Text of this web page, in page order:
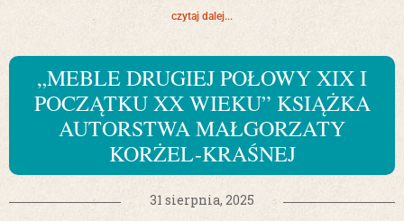
czytaj dalej...
„MEBLE DRUGIEJ POŁOWY XIX I
POCZĄTKU XX WIEKU” KSIĄŻKA
AUTORSTWA MAŁGORZATY
KORŻEL-KRAŚNEJ
31 sierpnia, 2025